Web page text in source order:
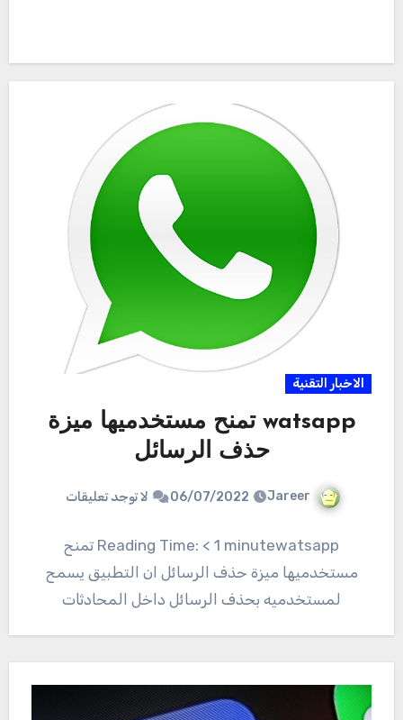
الاخبار التقنية
watsapp تمنح مستخدميها ميزة
حذف الرسائل
Jareer
06/07/2022 لا توجد تعليقات
Reading Time: < 1 minutewatsapp تمنح
مستخدميها ميزة حذف الرسائل ان التطبيق يسمح
لمستخدميه بحذف الرسائل داخل المحادثات